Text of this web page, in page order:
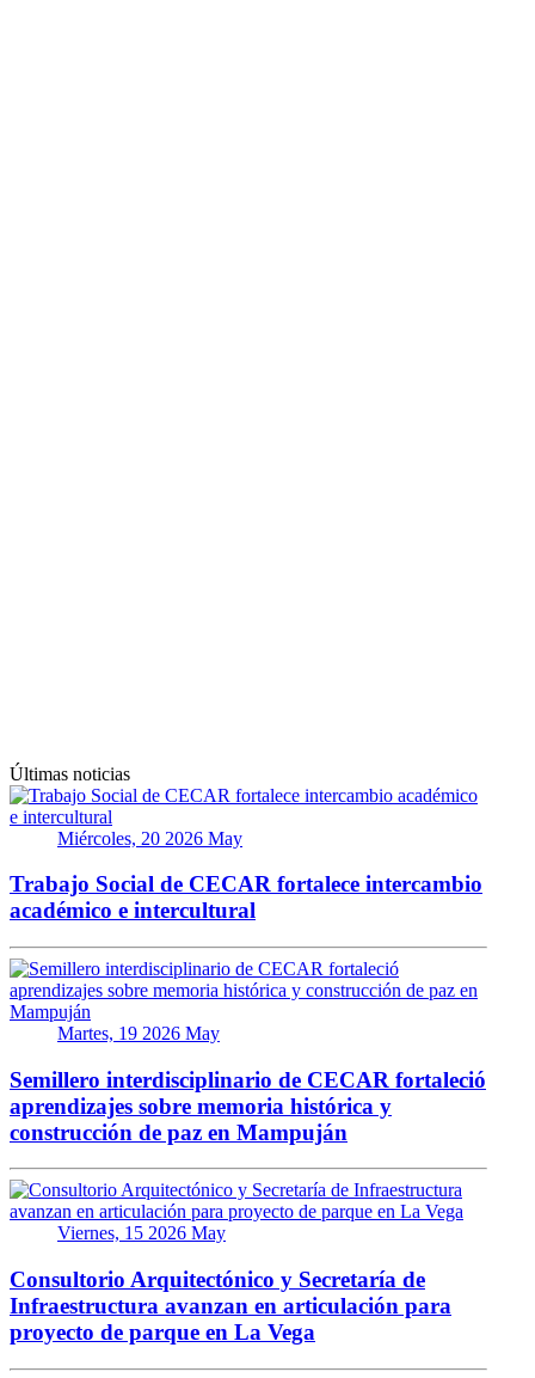
Últimas noticias
Miércoles, 20 2026 May
Trabajo Social de CECAR fortalece intercambio
académico e intercultural
Martes, 19 2026 May
Semillero interdisciplinario de CECAR fortaleció
aprendizajes sobre memoria histórica y
construcción de paz en Mampuján
Viernes, 15 2026 May
Consultorio Arquitectónico y Secretaría de
Infraestructura avanzan en articulación para
proyecto de parque en La Vega